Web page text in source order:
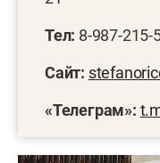
Тел: 8-987-215-
Сайт:
«Телеграм»: